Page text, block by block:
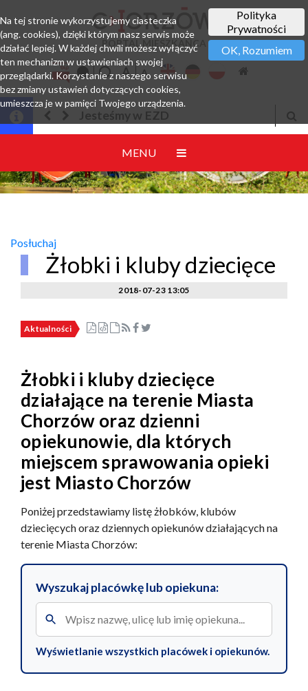
PORTAL MIESZKAŃCA
Jesteśmy w EZD
MENU
Posłuchaj
Żłobki i kluby dziecięce
2018-07-23 13:05
Aktualności
Żłobki i kluby dziecięce
działające na terenie Miasta
Chorzów oraz dzienni
opiekunowie, dla których
miejscem sprawowania opieki
jest Miasto Chorzów
Poniżej przedstawiamy listę żłobków, klubów
dziecięcych oraz dziennych opiekunów działających na
terenie Miasta Chorzów:
Wyszukaj placówkę lub opiekuna:
Wyświetlanie wszystkich placówek i opiekunów.
Polityka
Prywatności
OK, Rozumiem
Na tej stronie wykorzystujemy ciasteczka
(ang. cookies), dzięki którym nasz serwis może
działać lepiej. W każdej chwili możesz wyłączyć
ten mechanizm w ustawieniach swojej
przeglądarki. Korzystanie z naszego serwisu
bez zmiany ustawień dotyczących cookies,
umieszcza je w pamięci Twojego urządzenia.